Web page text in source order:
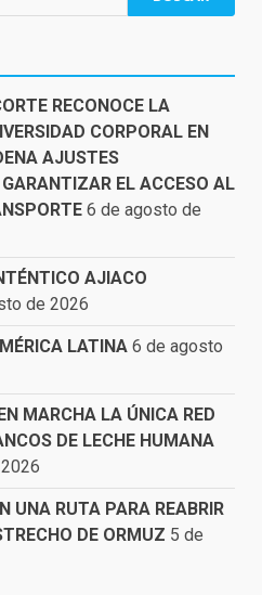
RECONOCE LA
CORPORAL EN
AJUSTES
EL ACCESO AL
6 de agosto de
AJIACO
de 2026
LATINA 6 de agosto
MARCHA LA ÚNICA RED
DE LECHE HUMANA
UNA RUTA PARA REABRIR
DE ORMUZ 5 de